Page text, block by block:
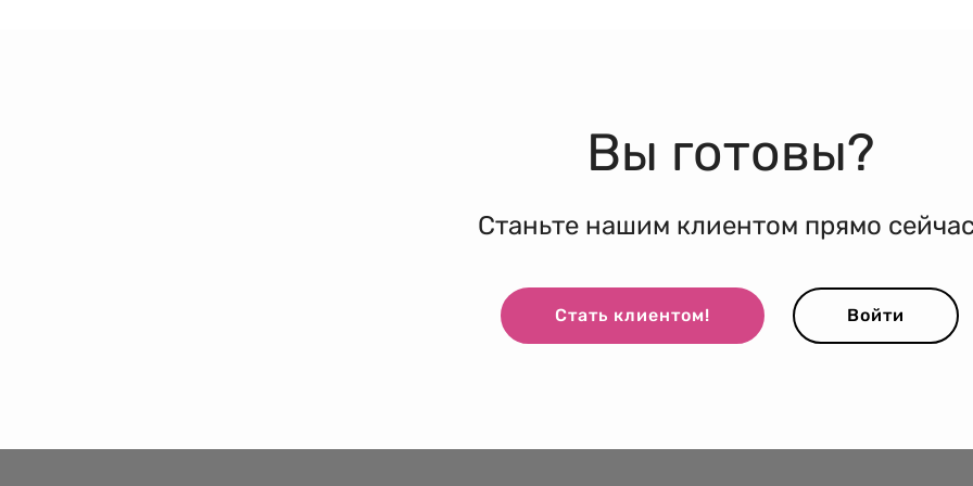
Вы готовы?
Станьте нашим клиентом прямо
Стать клиентом! Войти